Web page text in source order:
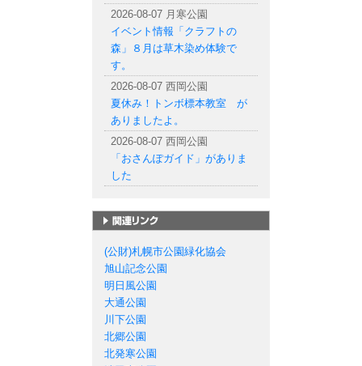
2026-08-07 月寒公園
イベント情報「クラフトの
森」８月は草木染め体験で
す。
2026-08-07 西岡公園
夏休み！トンボ標本教室 が
ありましたよ。
2026-08-07 西岡公園
「おさんぽガイド」がありま
した
(公財)札幌市公園緑化協会
旭山記念公園
明日風公園
大通公園
川下公園
北郷公園
北発寒公園